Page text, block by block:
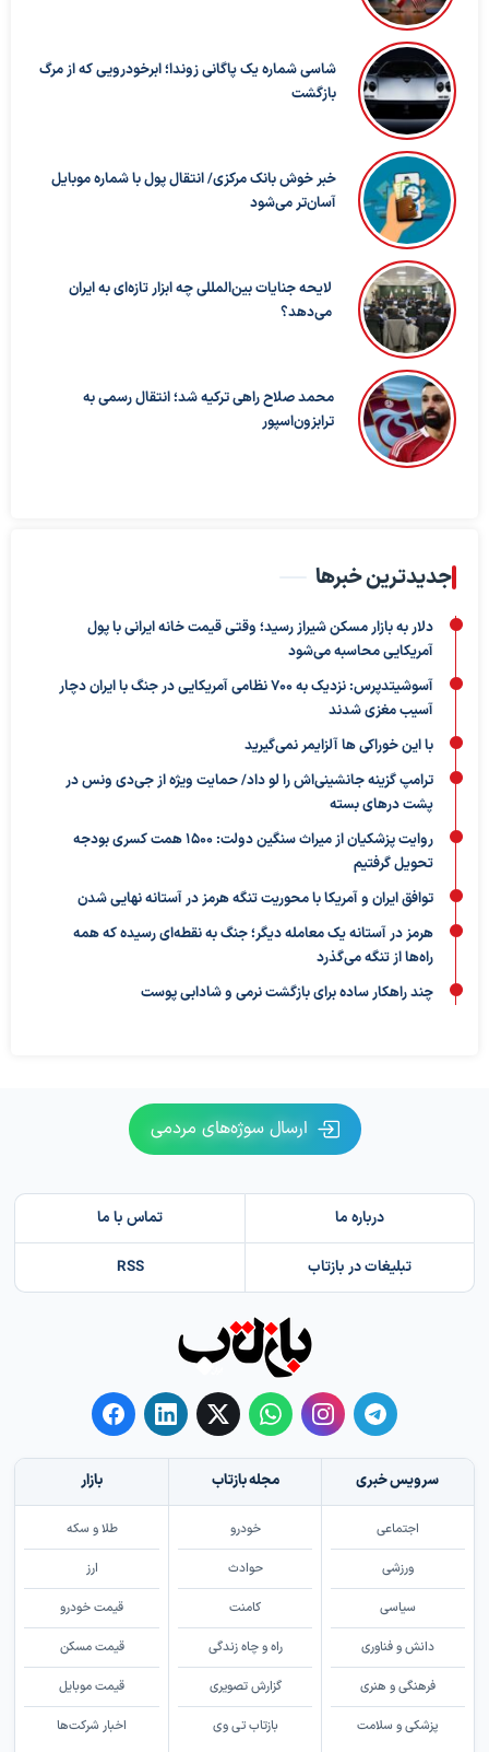
شاسی شماره یک پاگانی زوندا؛ ابرخودرویی که از مرگ
بازگشت
خبر خوش بانک مرکزی/ انتقال پول با شماره موبایل
آسان‌تر می‌شود
لایحه جنایات بین‌المللی چه ابزار تازه‌ای به ایران
می‌دهد؟
محمد صلاح راهی ترکیه شد؛ انتقال رسمی به
ترابزون‌اسپور
جدیدترین خبرها
دلار به بازار مسکن شیراز رسید؛ وقتی قیمت خانه ایرانی با پول
آمریکایی محاسبه می‌شود
آسوشیتدپرس: نزدیک به ۷۰۰ نظامی آمریکایی در جنگ با ایران دچار
آسیب مغزی شدند
با این خوراکی ها آلزایمر نمی‌گیرید
ترامپ گزینه جانشینی‌اش را لو داد/ حمایت ویژه از جی‌دی ونس در
پشت درهای بسته
روایت پزشکیان از میراث سنگین دولت: ۱۵۰۰ همت کسری بودجه
تحویل گرفتیم
توافق ایران و آمریکا با محوریت تنگه هرمز در آستانه نهایی شدن
هرمز در آستانه یک معامله دیگر؛ جنگ به نقطه‌ای رسیده که همه
راه‌ها از تنگه می‌گذرد
چند راهکار ساده برای بازگشت نرمی و شادابی پوست
ارسال سوژه‌های مردمی
درباره ما تماس با ما
تبلیغات در بازتاب RSS
سرویس خبری
اجتماعی
ورزشی
سیاسی
دانش و فناوری
فرهنگی و هنری
پزشکی و سلامت
مجله بازتاب
خودرو
حوادث
کامنت
راه و چاه زندگی
گزارش تصویری
بازتاب تی وی
بازار
طلا و سکه
ارز
قیمت خودرو
قیمت مسکن
قیمت موبایل
اخبار شرکت‌ها